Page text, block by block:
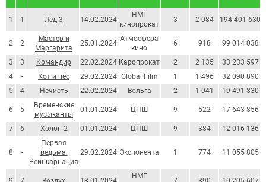
1 1 Лёд 3 14.02.2024
НМГ
кинопрокат
3 2 084 194 401 630
2 2
Мастер и
Маргарита
25.01.2024
Атмосфера
кино
6 918 99 014 038
3 3 Командир 22.02.2024 Каропрокат 2 2 135 33 233 597
4
- Кот и пёс 29.02.2024 Global Film 1 1 496 32 090 890
5
4 Нечисть 22.02.2024 Вольга 2 1 041 19 491 830
6 5
Бременские
музыканты
01.01.2024 ЦПШ 9 522 17 643 856
7 6 Холоп 2 01.01.2024 ЦПШ 9 384 12 016 136
8 -
Первая
ведьма.
Реинкарнация
29.02.2024 Экспонента 1 774 11 055 805
НМГ